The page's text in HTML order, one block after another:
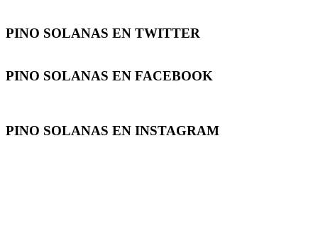
PINO SOLANAS EN TWITTER
PINO SOLANAS EN FACEBOOK
PINO SOLANAS EN INSTAGRAM